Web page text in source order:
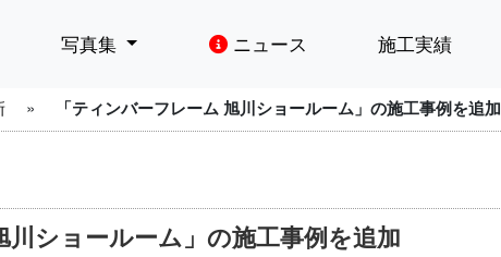
写真集 ニュース 施工実績
» 「ティンバーフレーム 旭川ショールーム」の施工事例を追加
川ショールーム」の施工事例を追加